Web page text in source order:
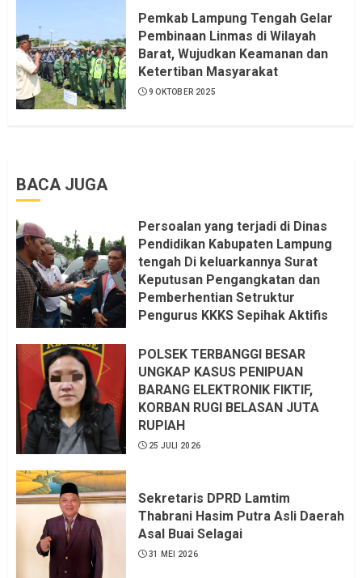
Pemkab Lampung Tengah Gelar
Pembinaan Linmas di Wilayah
Barat, Wujudkan Keamanan dan
Ketertiban Masyarakat
9 OKTOBER 2025
BACA JUGA
Persoalan yang terjadi di Dinas
Pendidikan Kabupaten Lampung
tengah Di keluarkannya Surat
Keputusan Pengangkatan dan
Pemberhentian Setruktur
Pengurus KKKS Sepihak Aktifis
Sangat menantang Aturan dan
Dapat saya pastikan penuh Unsur
KKN, dan Unsur Politik.
6 AGUSTUS 2026
POLSEK TERBANGGI BESAR
UNGKAP KASUS PENIPUAN
BARANG ELEKTRONIK FIKTIF,
KORBAN RUGI BELASAN JUTA
RUPIAH
25 JULI 2026
Sekretaris DPRD Lamtim
Thabrani Hasim Putra Asli Daerah
Asal Buai Selagai
31 MEI 2026